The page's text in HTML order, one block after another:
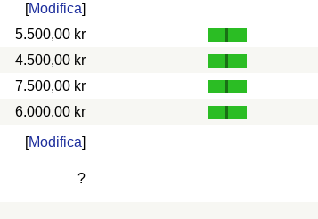
[Modifica]
5.500,00 kr
4.500,00 kr
7.500,00 kr
6.000,00 kr
[Modifica]
?